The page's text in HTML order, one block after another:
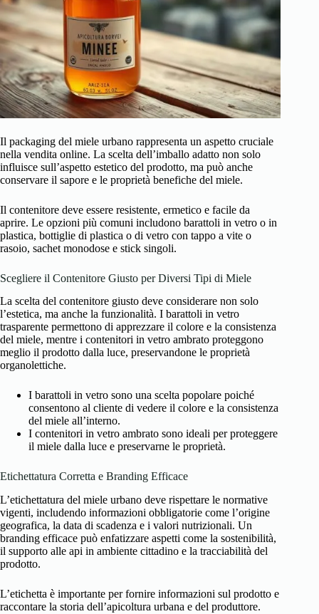
Il packaging del miele urbano rappresenta un aspetto cruciale
nella vendita online. La scelta dell’imballo adatto non solo
influisce sull’aspetto estetico del prodotto, ma può anche
conservare il sapore e le proprietà benefiche del miele.
Il contenitore deve essere resistente, ermetico e facile da
aprire. Le opzioni più comuni includono barattoli in vetro o in
plastica, bottiglie di plastica o di vetro con tappo a vite o
rasoio, sachet monodose e stick singoli.
Scegliere il Contenitore Giusto per Diversi Tipi di Miele
La scelta del contenitore giusto deve considerare non solo
l’estetica, ma anche la funzionalità. I barattoli in vetro
trasparente permettono di apprezzare il colore e la consistenza
del miele, mentre i contenitori in vetro ambrato proteggono
meglio il prodotto dalla luce, preservandone le proprietà
organolettiche.
I barattoli in vetro sono una scelta popolare poiché
consentono al cliente di vedere il colore e la consistenza
del miele all’interno.
I contenitori in vetro ambrato sono ideali per proteggere
il miele dalla luce e preservarne le proprietà.
Etichettatura Corretta e Branding Efficace
L’etichettatura del miele urbano deve rispettare le normative
vigenti, includendo informazioni obbligatorie come l’origine
geografica, la data di scadenza e i valori nutrizionali. Un
branding efficace può enfatizzare aspetti come la sostenibilità,
il supporto alle api in ambiente cittadino e la tracciabilità del
prodotto.
L’etichetta è importante per fornire informazioni sul prodotto e
raccontare la storia dell’apicoltura urbana e del produttore.